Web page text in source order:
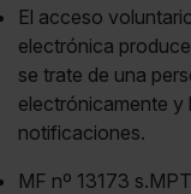
El acceso
electrónica
se trate de una
electrónicamente y
notificaciones.
MF nº 13173